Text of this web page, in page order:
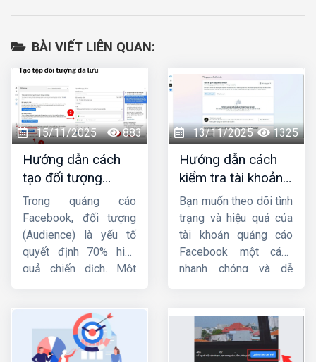
BÀI VIẾT LIÊN QUAN:
15/11/2025 883
Hướng dẫn cách
tạo đối tượng
quảng cáo trên
Facebook từ A-Z
Trong quảng cáo
Facebook, đối tượng
(Audience) là yếu tố
quyết định 70% hiệu
quả chiến dịch. Một
nhắm sai tệp người
dùng thì tỷ lệ chuyển
đổi vẫn thấp. Vì vậy,
13/11/2025 1325
Hướng dẫn cách
kiểm tra tài khoản
quảng cáo
facebook đơn giản,
nhanh chóng
Bạn muốn theo dõi tình
trạng và hiệu quả của
tài khoản quảng cáo
Facebook một cách
nhanh chóng và dễ
dẫn bạncách kiểm
tra tài khoản quảng
cáo Facebookđơn